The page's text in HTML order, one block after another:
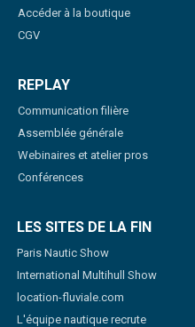
Accéder à la boutique
CGV
REPLAY
Communication filière
Assemblée générale
Webinaires et atelier pros
Conférences
LES SITES DE LA FIN
Paris Nautic Show
International Multihull Show
location-fluviale.com
L'équipe nautique recrute